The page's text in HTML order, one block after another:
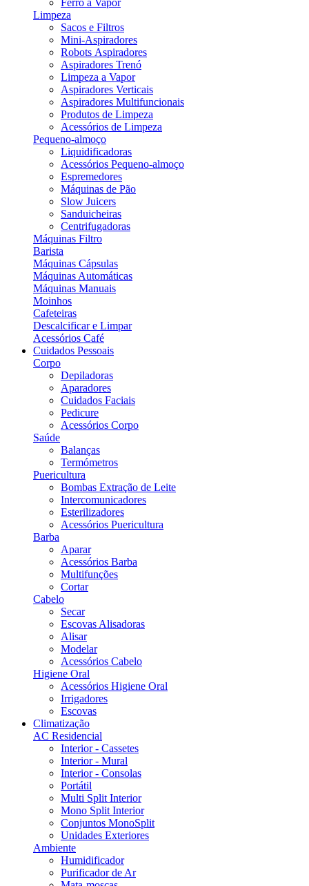
Ferro a Vapor
Limpeza
Sacos e Filtros
Mini-Aspiradores
Robots Aspiradores
Aspiradores Trenó
Limpeza a Vapor
Aspiradores Verticais
Aspiradores Multifuncionais
Produtos de Limpeza
Acessórios de Limpeza
Pequeno-almoço
Liquidificadoras
Acessórios Pequeno-almoço
Espremedores
Máquinas de Pão
Slow Juicers
Sanduicheiras
Centrifugadoras
Máquinas Filtro
Barista
Máquinas Cápsulas
Máquinas Automáticas
Máquinas Manuais
Moinhos
Cafeteiras
Descalcificar e Limpar
Acessórios Café
Cuidados Pessoais
Corpo
Depiladoras
Aparadores
Cuidados Faciais
Pedicure
Acessórios Corpo
Saúde
Balanças
Termómetros
Puericultura
Bombas Extração de Leite
Intercomunicadores
Esterilizadores
Acessórios Puericultura
Barba
Aparar
Acessórios Barba
Multifunções
Cortar
Cabelo
Secar
Escovas Alisadoras
Alisar
Modelar
Acessórios Cabelo
Higiene Oral
Acessórios Higiene Oral
Irrigadores
Escovas
Climatização
AC Residencial
Interior - Cassetes
Interior - Mural
Interior - Consolas
Portátil
Multi Split Interior
Mono Split Interior
Conjuntos MonoSplit
Unidades Exteriores
Ambiente
Humidificador
Purificador de Ar